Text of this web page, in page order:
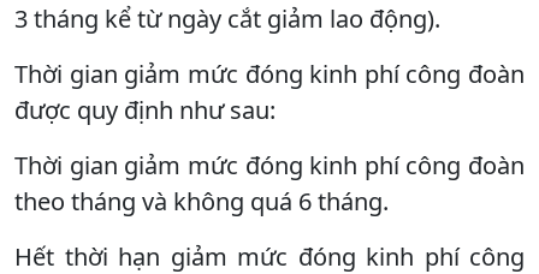
3 tháng kể từ ngày cắt giảm lao động).
Thời gian giảm mức đóng kinh phí công đoàn
được quy định như sau:
Thời gian giảm mức đóng kinh phí công đoàn
theo tháng và không quá 6 tháng.
Hết thời hạn giảm mức đóng kinh phí công